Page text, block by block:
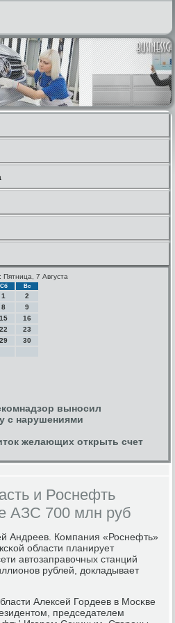
Пятница, 7 Августа
Сб Вс
1
2
8
9
15
16
22
23
29
30
выносил
с нарушениями
желающих открыть счет
и Роснефть
АЗС 700 млн руб
Компания «Роснефть»
области планирует
автозаправочных станций
рублей, докладывает
Алексей Гордеев в Мосκве
председателем